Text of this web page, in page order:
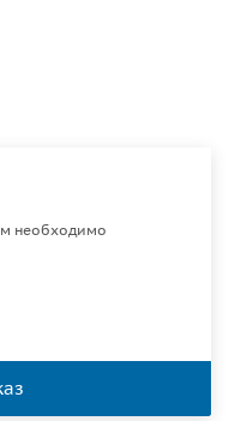
необходимо